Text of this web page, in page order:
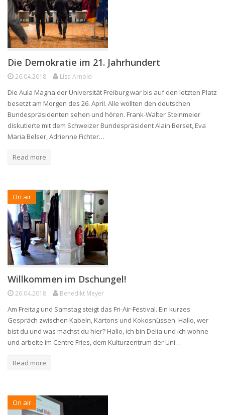
Die Demokratie im 21. Jahrhundert
26.04.2018 Lisa Arnold
Die Aula Magna der Universität Freiburg war bis auf den letzten Platz
besetzt am Morgen des 26. April. Alle wollten den deutschen
Bundespräsidenten sehen und hören. Frank-Walter Steinmeier
diskutierte mit dem Schweizer Bundespräsident Alain Berset, Eva
Maria Belser, Adrienne Fichter…
Read more
On air
Willkommen im Dschungel!
26.04.2018 Benedikt Meyer
Am Freitag und Samstag steigt das Fri-Air-Festival. Ein kurzes
Gespräch zwischen Kabeln, Kartons und Kokosnüssen. Hallo, wer
bist du und was machst du hier? Hallo, ich bin Delia und ich wohne
und arbeite im Centre Fries, dem Kulturzentrum der Uni…
Read more
On air